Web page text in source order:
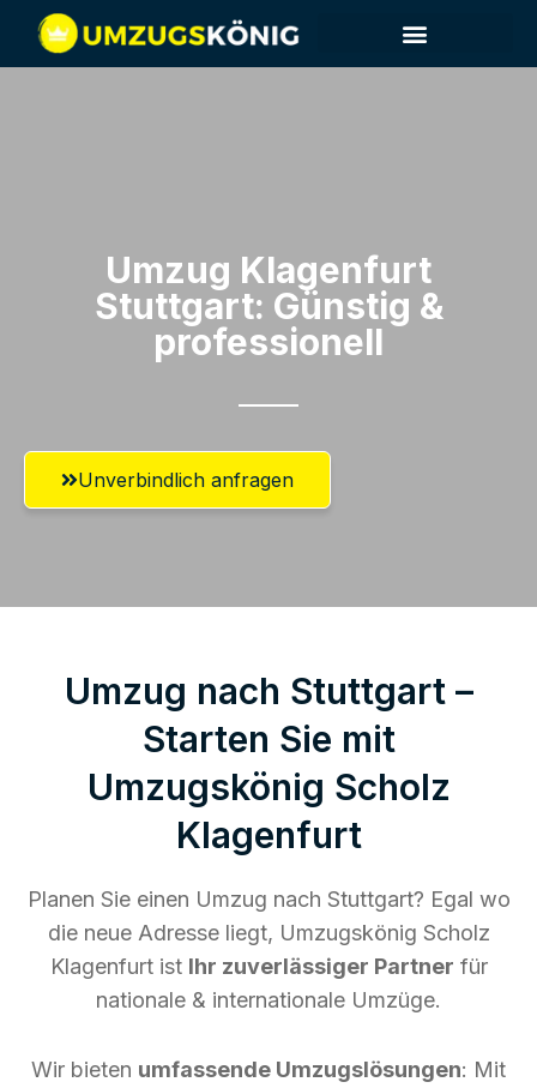
Umzug Klagenfurt​
Stuttgart: Günstig &
professionell​
Unverbindlich anfragen
Umzug nach Stuttgart –
Starten Sie mit
Umzugskönig Scholz
Klagenfurt
Planen Sie einen Umzug nach Stuttgart? Egal wo
die neue Adresse liegt, Umzugskönig Scholz
Klagenfurt ist Ihr zuverlässiger Partner für
nationale & internationale Umzüge.
Wir bieten umfassende Umzugslösungen: Mit